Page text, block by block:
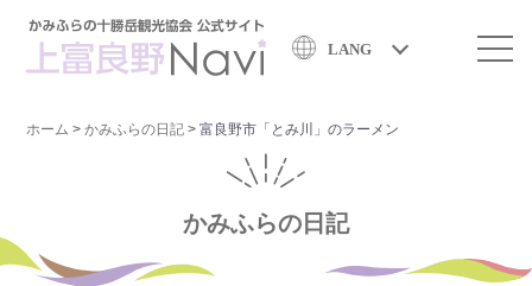
LANG
ホーム >かみふらの日記 >富良野市「とみ川」のラーメン
かみふらの日記